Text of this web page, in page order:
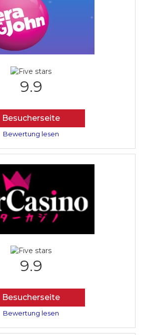
9.9
Besucherseite
Bewertung lesen
9.9
Besucherseite
Bewertung lesen